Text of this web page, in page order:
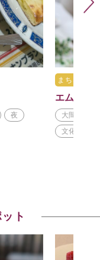
夜
まちなか
エムズパ
大間々
文化体験
ト